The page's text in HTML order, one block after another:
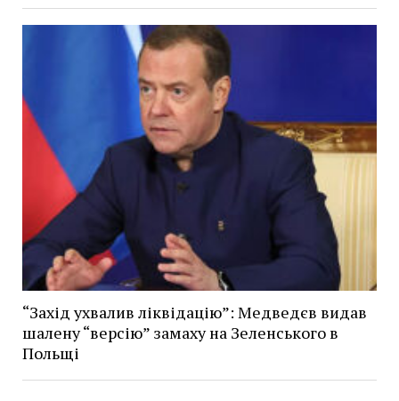
“Захід ухвалив ліквідацію”: Медведєв видав
шалену “версію” замаху на Зеленського в
Польщі